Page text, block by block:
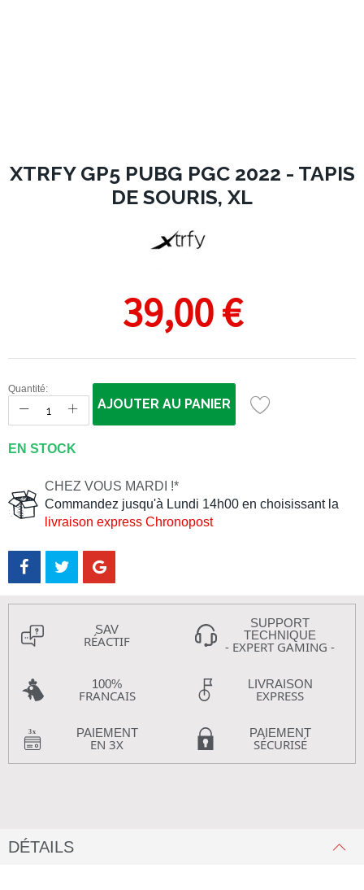
XTRFY GP5 PUBG PGC 2022 - TAPIS
DE SOURIS, XL
39,00 €
Quantité:
AJOUTER AU PANIER
EN STOCK
CHEZ VOUS MARDI !*
Commandez jusqu'à Lundi 14h00 en choisissant la
livraison express Chronopost
SAV
RÉACTIF
SUPPORT
TECHNIQUE
- EXPERT GAMING -
100%
FRANCAIS
LIVRAISON
EXPRESS
PAIEMENT
EN 3X
PAIEMENT
SÉCURISÉ
DÉTAILS